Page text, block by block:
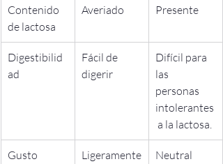
Contenido
de lactosa
Averiado Presente
Digestibilid
ad
Fácil de
digerir
Difícil para
las
personas
intolerantes
a la lactosa.
Gusto
Ligeramente
Neutral